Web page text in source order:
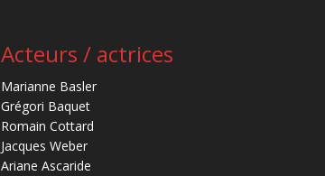
Acteurs / actrices
Marianne Basler
Grégori Baquet
Romain Cottard
Jacques Weber
Ariane Ascaride